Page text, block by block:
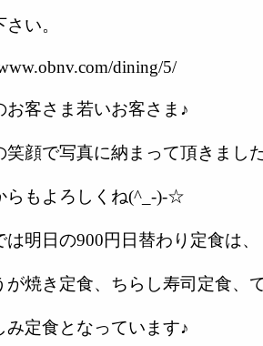
い。
dining/5/
お客さま若いお客さま♪
笑顔で写真に納まって頂きまし
らもよろしくね(^_-)-☆
は明日の900円日替わり定食は、
が焼き定食、ちらし寿司定食、
み定食となっています♪